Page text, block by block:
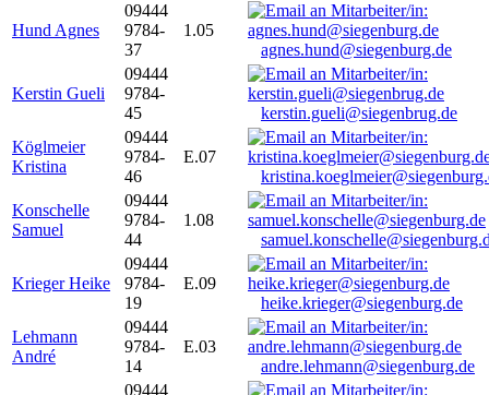
Hund Agnes
09444
9784-
37
1.05
agnes.hund@siegenburg.de
Kerstin Gueli
09444
9784-
45
kerstin.gueli@siegenbrug.de
Köglmeier
Kristina
09444
9784-
46
E.07
Konschelle
Samuel
09444
9784-
44
1.08
Krieger Heike
09444
9784-
19
E.09
heike.krieger@siegenburg.de
Lehmann
André
09444
9784-
14
E.03
andre.lehmann@siegenburg.de
09444